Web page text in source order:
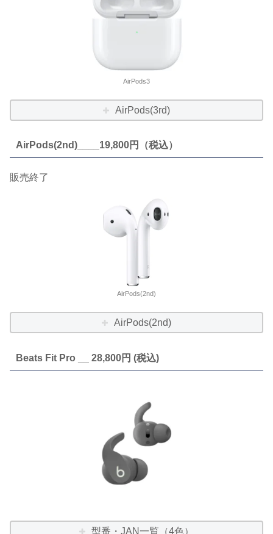
AirPods3
AirPods(3rd)
AirPods(2nd)____19,800円（税込）
販売終了
AirPods(2nd)
AirPods(2nd)
Beats Fit Pro __ 28,800円 (税込)
型番・JAN一覧（4色）